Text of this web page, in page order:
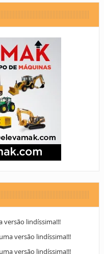
versão lindíssima!!!
versão lindíssima!!!
versão lindíssima!!!